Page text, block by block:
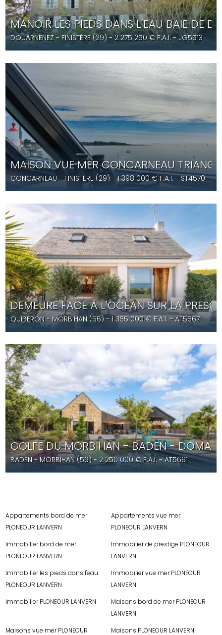
MANOIR LES PIEDS DANS L'EAU BAIE DE
DOUARNENEZ- FINISTÈRE (29) -2 275 250€ F.A.I. - JG5513
MAISON VUE MER CONCARNEAU
CONCARNEAU- FINISTÈRE (29) -1 398 000 € F.A.I.- ST4570
DEMEURE FACE À L'OCÉAN SUR LA
QUIBERON- MORBIHAN (56) -1 365 000€ F.A.I.- AT5667
GOLFE DU MORBIHAN - BADEN -
BADEN- MORBIHAN (56) - 2 250 000 € F.A.I.- AT5691
Appartements bord de mer
PLONEOUR LANVERN
Appartements vue mer
PLONEOUR LANVERN
Immobilier bord de mer
PLONEOUR LANVERN
Immobilier de prestige PLONEOUR
LANVERN
Immobilier les pieds dans l'eau
PLONEOUR LANVERN
Immobilier vue mer PLONEOUR
LANVERN
Immobilier PLONEOUR LANVERN
Maisons bord de mer PLONEOUR
LANVERN
Maisons vue mer PLONEOUR
Maisons PLONEOUR LANVERN